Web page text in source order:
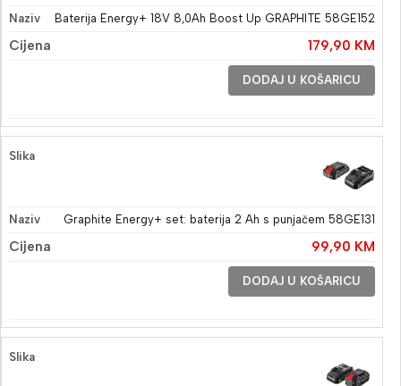
Baterija Energy+ 18V 8,0Ah Boost Up GRAPHITE 58GE152
179,90 KM
DODAJ U KOŠARICU
Graphite Energy+ set: baterija 2 Ah s punjačem 58GE131
99,90 KM
DODAJ U KOŠARICU